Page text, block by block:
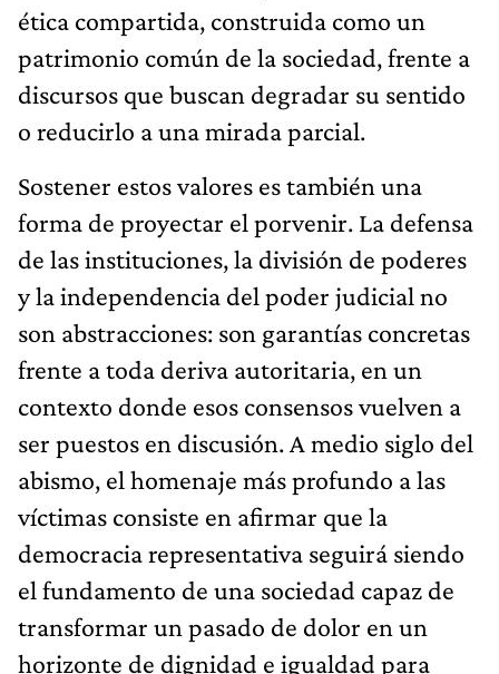
ética compartida, construida como un
patrimonio común de la sociedad, frente a
discursos que buscan degradar su sentido
o reducirlo a una mirada parcial.
Sostener estos valores es también una
forma de proyectar el porvenir. La defensa
de las instituciones, la división de poderes
y la independencia del poder judicial no
son abstracciones: son garantías concretas
frente a toda deriva autoritaria, en un
contexto donde esos consensos vuelven a
ser puestos en discusión. A medio siglo del
abismo, el homenaje más profundo a las
víctimas consiste en afirmar que la
democracia representativa seguirá siendo
el fundamento de una sociedad capaz de
transformar un pasado de dolor en un
horizonte de dignidad e igualdad para